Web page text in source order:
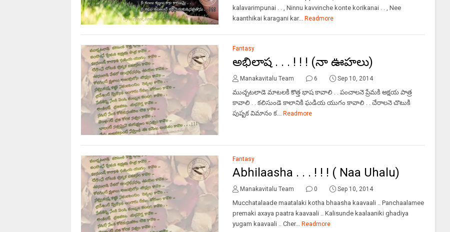
kalavarimpunai . . , Ninnu kavvinche konte korikanai . . , Nee
kaanthikai karagani kar... Readmore
Fantasy
అభిలాష . . . ! ! ! (నా ఊహలు)
Manakavitalu Team 6 Sep 10, 2014
ముచ్చటలాడె మాటలకి కొత్త భాష కావాలి . . పంచాలనె ప్రేమకి అక్షయ పాత్ర
కావాలి . . కలిసుండె కాలానికి ఘడియ యుగం కావాలి . . చేరాలనె చొటుకి
పుష్పక విమానం క... Readmore
Fantasy
Abhilaasha . . . ! ! ! ( Naa Uhalu)
Manakavitalu Team 0 Sep 10, 2014
Mucchatalaade maatalaki kotha bhaasha kaavaali .. Panchaalamee
premaki axaya paatra kaavaali .. Kalisunde kaalaaniki ghadiya
yugam kaavaali .. Cher... Readmore